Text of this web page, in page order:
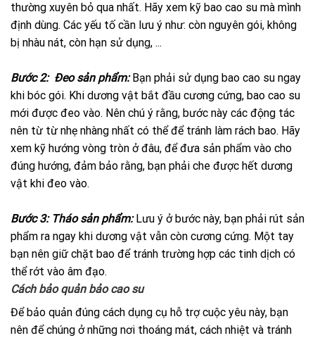
thường xuyên bỏ qua nhất. Hãy xem kỹ bao cao su mà mình
định dùng. Các yếu tố cần lưu ý như: còn nguyên gói, không
bị nhàu nát, còn hạn sử dụng, ...
Bước 2: Đeo sản phẩm: Bạn phải sử dụng bao cao su ngay
khi bóc gói. Khi dương vật bắt đầu cương cứng, bao cao su
mới được đeo vào. Nên chú ý rằng, bước này các động tác
nên từ từ nhẹ nhàng nhất có thể để tránh làm rách bao. Hãy
xem kỹ hướng vòng tròn ở đâu, để đưa sản phẩm vào cho
đúng hướng, đảm bảo rằng, bạn phải che được hết dương
vật khi đeo vào.
Bước 3: Tháo sản phẩm: Lưu ý ở bước này, bạn phải rút sản
phẩm ra ngay khi dương vật vẫn còn cương cứng. Một tay
bạn nên giữ chặt bao để tránh trường hợp các tinh dịch có
thể rớt vào âm đạo.
Cách bảo quản bảo cao su
Để bảo quản đúng cách dụng cụ hỗ trợ cuộc yêu này, bạn
nên để chúng ở những nơi thoáng mát, cách nhiệt và tránh